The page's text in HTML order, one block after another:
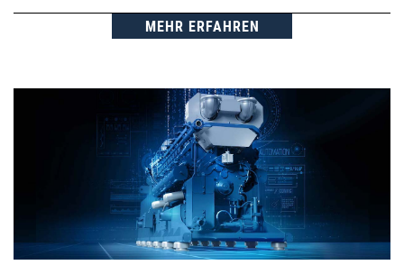
MEHR ERFAHREN